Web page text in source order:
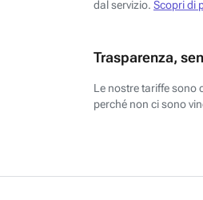
dal servizio. Scopri di
Trasparenza,
Le nostre tariffe sono
perché non ci sono